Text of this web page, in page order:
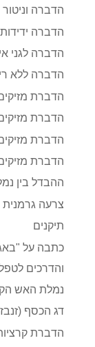
הדברה וניטור
הדברה
הדברה לגני
הדברה ללא
הדברת
הדברת
הדברת מזיקים
הדברת
ההבדל בין
צרעה
תיקנים
כתבה על
והדרכים
נמלת האש
דג הכסף
הדברת